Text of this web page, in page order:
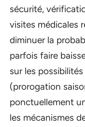
sécurité,
visites médicales
diminuer la
parfois faire
sur les
(prorogation
ponctuellement
les mécanismes